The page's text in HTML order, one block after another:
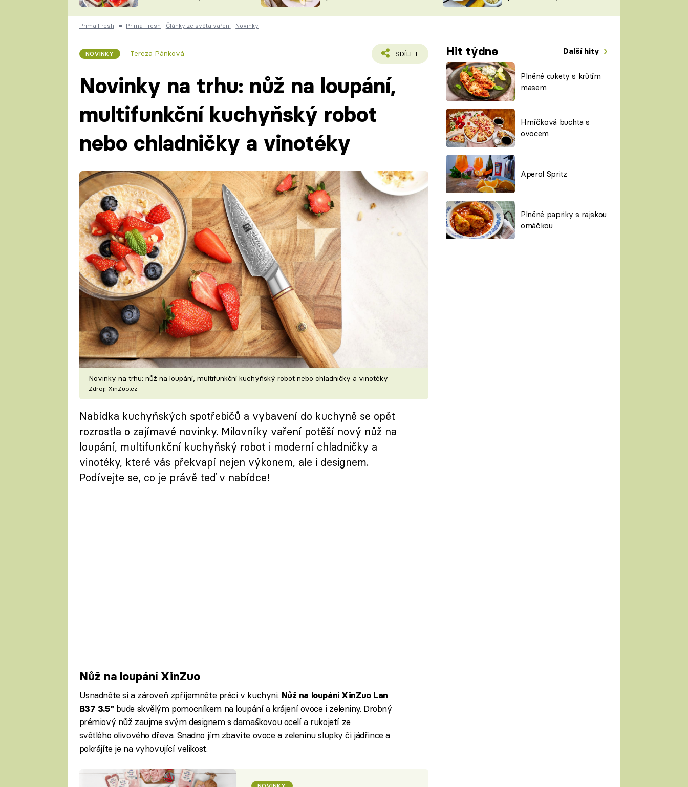
ČESKO NA TALÍŘI
KUCHAŘKA
VYCHYTÁVKY
ŠÉFREDAKTORKY
ČASOPIS
Prima Fresh ■ Prima Fresh Články ze světa vaření Novinky
NOVINKY Tereza Pánková SDÍLET Hit týdne Další hity
Plněné cukety s krůtím
masem
Hrníčková buchta s
ovocem
Aperol Spritz
Plněné papriky s rajskou
omáčkou
Novinky na trhu: nůž na loupání,
multifunkční kuchyňský robot
nebo chladničky a vinotéky
Novinky na trhu: nůž na loupání, multifunkční kuchyňský robot nebo chladničky a vinotéky
Zdroj: XinZuo.cz
Nabídka kuchyňských spotřebičů a vybavení do kuchyně se opět
rozrostla o zajímavé novinky. Milovníky vaření potěší nový nůž na
loupání, multifunkční kuchyňský robot i moderní chladničky a
vinotéky, které vás překvapí nejen výkonem, ale i designem.
Podívejte se, co je právě teď v nabídce!
Nůž na loupání XinZuo
Usnadněte si a zároveň zpříjemněte práci v kuchyni. Nůž na loupání XinZuo Lan
B37 3.5" bude skvělým pomocníkem na loupání a krájení ovoce i zeleniny. Drobný
prémiový nůž zaujme svým designem s damaškovou ocelí a rukojetí ze
světlého olivového dřeva. Snadno jím zbavíte ovoce a zeleninu slupky či jádřince a
pokrájíte je na vyhovující velikost.